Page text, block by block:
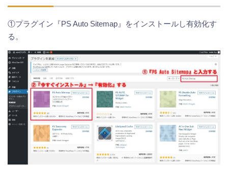
①プラグイン『PS Auto Sitemap』をインストールし有効化す
る。